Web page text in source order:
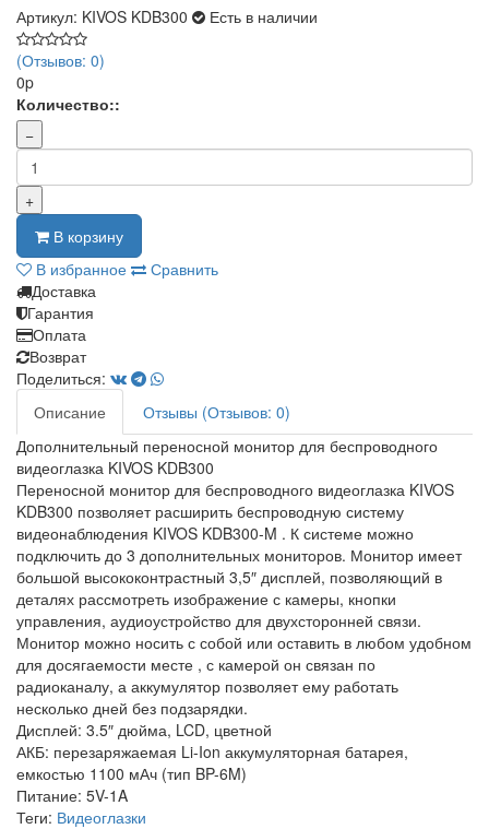
Артикул: KIVOS KDB300
Есть в наличии
(Отзывов: 0)
0p
Количество::
−
+
В корзину
В избранное
Сравнить
Доставка
Гарантия
Оплата
Возврат
Поделиться:
Описание
Отзывы (Отзывов: 0)
Дополнительный переносной монитор для беспроводного
видеоглазка KIVOS KDB300
Переносной монитор для беспроводного видеоглазка KIVOS
KDB300 позволяет расширить беспроводную систему
видеонаблюдения KIVOS KDB300-M . К системе можно
подключить до 3 дополнительных мониторов. Монитор имеет
большой высококонтрастный 3,5″ дисплей, позволяющий в
деталях рассмотреть изображение с камеры, кнопки
управления, аудиоустройство для двухсторонней связи.
Монитор можно носить с собой или оставить в любом удобном
для досягаемости месте , с камерой он связан по
радиоканалу, а аккумулятор позволяет ему работать
несколько дней без подзарядки.
Дисплей: 3.5″ дюйма, LCD, цветной
АКБ: перезаряжаемая Li-Ion аккумуляторная батарея,
емкостью 1100 мАч (тип BP-6M)
Питание: 5V-1A
Теги: Видеоглазки